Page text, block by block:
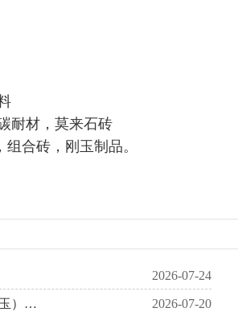
耐材，莫来石砖
合砖，刚玉制品。
2026-07-24
2026-07-20
玉）…